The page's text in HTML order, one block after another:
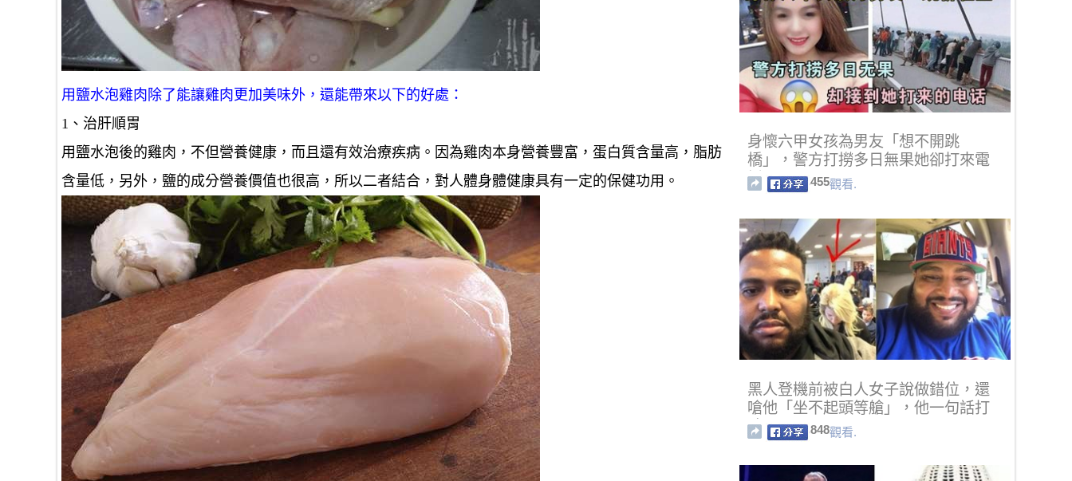
用鹽水泡雞肉除了能讓雞肉更加美味外，還能帶來以下的好處：
1、治肝順胃
用鹽水泡後的雞肉，不但營養健康，而且還有效治療疾病。因為雞肉本身營養豐富，蛋白質含量高，脂肪
含量低，另外，鹽的成分營養價值也很高，所以二者結合，對人體身體健康具有一定的保健功用。
身懷六甲女孩為男友「想不開跳
橋」，警方打撈多日無果她卻打來電
話
455觀看.
黑人登機前被白人女子說做錯位，還
嗆他「坐不起頭等艙」，他一句話打
臉
848觀看.